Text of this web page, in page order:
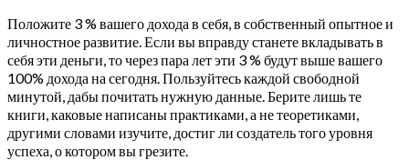
Положите 3 % вашего дохода в себя, в собственный опытное и
личностное развитие. Если вы вправду станете вкладывать в
себя эти деньги, то через пара лет эти 3 % будут выше вашего
100% дохода на сегодня. Пользуйтесь каждой свободной
минутой, дабы почитать нужную данные. Берите лишь те
книги, каковые написаны практиками, а не теоретиками,
другими словами изучите, достиг ли создатель того уровня
успеха, о котором вы грезите.